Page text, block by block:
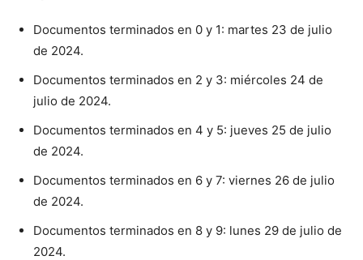
Documentos terminados en 0 y 1: martes 23 de julio
de 2024.
Documentos terminados en 2 y 3: miércoles 24 de
julio de 2024.
Documentos terminados en 4 y 5: jueves 25 de julio
de 2024.
Documentos terminados en 6 y 7: viernes 26 de julio
de 2024.
Documentos terminados en 8 y 9: lunes 29 de julio de
2024.